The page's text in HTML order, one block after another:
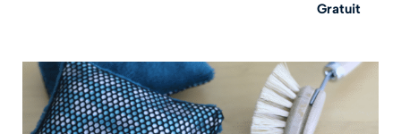
Gratuit